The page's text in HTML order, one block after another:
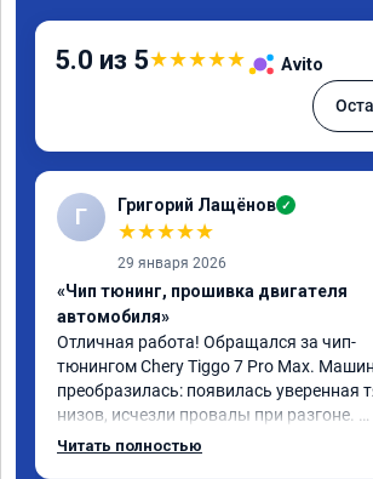
5.0 из 5★★★★★ Avito
Г Григорий Лащёнов ✓
★★★★★
29 января 2026
«Чип тюнинг, прошивка двигателя
автомобиля»
Отличная работа! Обращался за чип-
тюнингом Chery Tiggo 7 Pro Max.
преобразилась: появилась уверенная
низов, исчезли провалы при разгоне.
Расход в спокойном режиме даже
Читать полностью